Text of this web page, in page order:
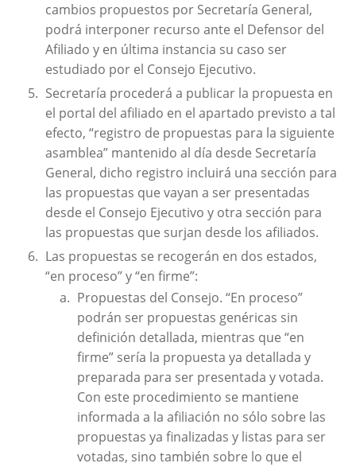
cambios propuestos por Secretaría General,
podrá interponer recurso ante el Defensor del
Afiliado y en última instancia su caso ser
estudiado por el Consejo Ejecutivo.
Secretaría procederá a publicar la propuesta en
el portal del afiliado en el apartado previsto a tal
efecto, “registro de propuestas para la siguiente
asamblea” mantenido al día desde Secretaría
General, dicho registro incluirá una sección para
las propuestas que vayan a ser presentadas
desde el Consejo Ejecutivo y otra sección para
las propuestas que surjan desde los afiliados.
Las propuestas se recogerán en dos estados,
“en proceso” y “en firme”:
Propuestas del Consejo. “En proceso”
podrán ser propuestas genéricas sin
definición detallada, mientras que “en
firme” sería la propuesta ya detallada y
preparada para ser presentada y votada.
Con este procedimiento se mantiene
informada a la afiliación no sólo sobre las
propuestas ya finalizadas y listas para ser
votadas, sino también sobre lo que el